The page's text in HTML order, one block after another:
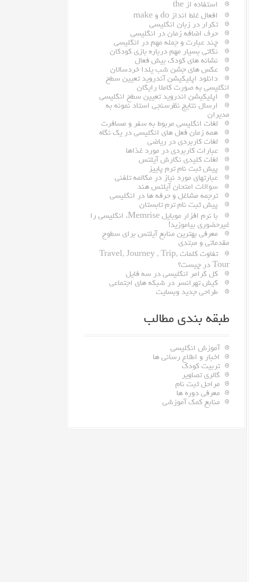
استفاده از the
افعال غلط انداز do و make
تکرار در زبان انگلیسی
حرف اضافه زمان در انگلیسی
چند عبارت و جمله مهم در انگلیسی
نکاتی بسیار مهم درباره بازی کودکان
نشانه های کودک بیش فعال
عکس های جشن شب یلدا خردسالان
دانلود اپلیکیشن آندروید تعیین سطح
انگلیسی به صورت کاملا رایگان
اپلیکیشن اندروید تعیین سطح انگلیسی
ارسال نتایج نظرسنجی استاد نمونه به
مدیران
لغات انگلیسی مربوط به سفر و مسافرت
همه زمان فعل های انگلیسی در یک نگاه
لغات کاربردی در ریاضی
عبارات کاربردی در مورد غذاها
لغات کلیدی نگارش آیلتس
پیش ثبت نام ترم پاییز
عبارتهای مورد نیاز در مکالمه تلفنی
سوالات امتحان آیلتس هند
ترجمه مشاغل و حرفه ها در انگلیسی
پیش ثبت نام ترم تابستان
با نرم افزار موبایل Memrise، انگلیسی را
غیرحضوری بیاموزید!
معرفى بهترین منابع آیلتس براى سطوح
مقدماتى و مبتدى
تفاوت کلمات Travel, Journey , Trip,
Tour در چیست؟
کل گرامر انگلیسی در سه فایل
کیش تهرانسر در شبکه های اجتماعی
طراحی جدید وبسایت
طبقه بندی مطالب
آموزش انگلیسی
اخبار و اطلاع رسانی ها
تربیت کودک
گالری تصاویر
مراحل ثبت نام
معرفی دوره ها
منابع کمک آموزشی